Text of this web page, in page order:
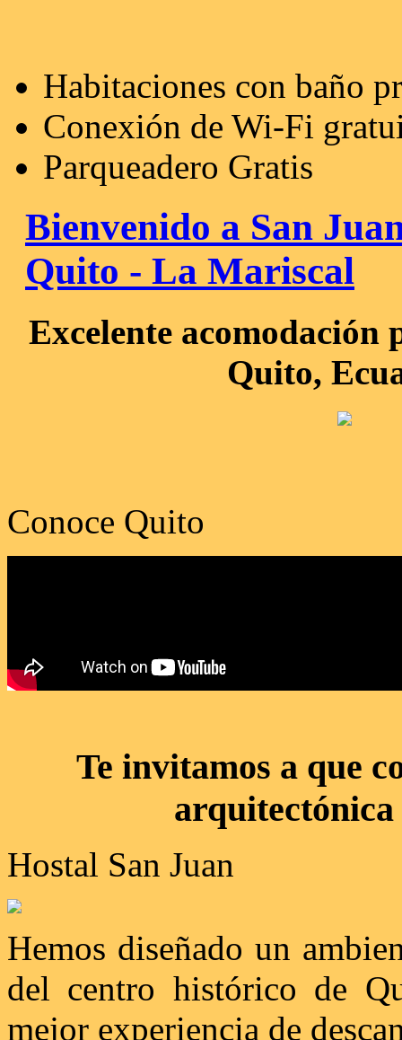
Habitaciones con baño
Conexión de Wi-Fi
Parqueadero Gratis
Bienvenido a San
Quito - La Mariscal
Excelente acomodación
Quito,
Conoce Quito
Te invitamos a que
Hostal San Juan
Hemos diseñado un
del centro histórico de
mejor experiencia de